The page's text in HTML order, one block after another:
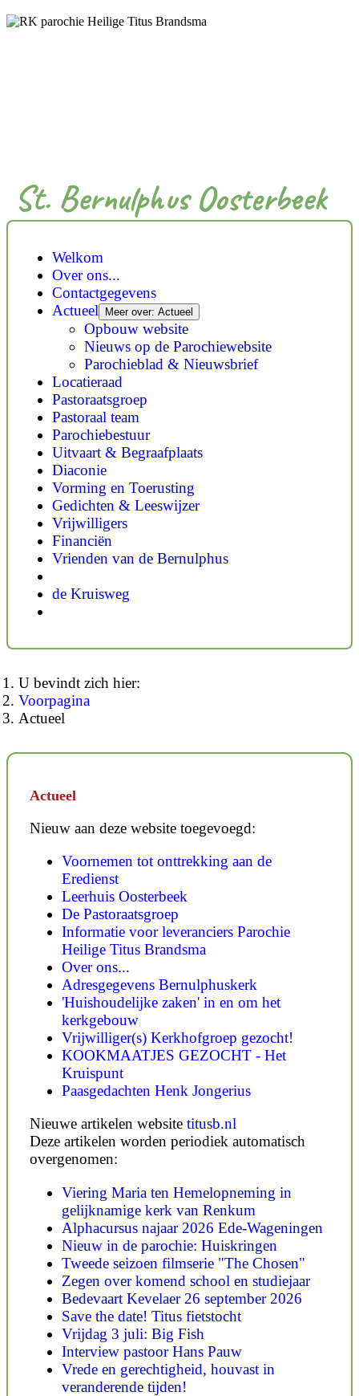
St. Bernulphus Oosterbeek
Welkom
Over ons...
Contactgegevens
Actueel
Meer over: Actueel
Opbouw website
Nieuws op de Parochiewebsite
Parochieblad & Nieuwsbrief
Locatieraad
Pastoraatsgroep
Pastoraal team
Parochiebestuur
Uitvaart & Begraafplaats
Diaconie
Vorming en Toerusting
Gedichten & Leeswijzer
Vrijwilligers
Financiën
Vrienden van de Bernulphus
de Kruisweg
U bevindt zich hier:
Voorpagina
Actueel
Actueel
Nieuw aan deze website toegevoegd:
Voornemen tot onttrekking aan de
Eredienst
Leerhuis Oosterbeek
De Pastoraatsgroep
Informatie voor leveranciers Parochie
Heilige Titus Brandsma
Over ons...
Adresgegevens Bernulphuskerk
'Huishoudelijke zaken' in en om het
kerkgebouw
Vrijwilliger(s) Kerkhofgroep gezocht!
KOOKMAATJES GEZOCHT - Het
Kruispunt
Paasgedachten Henk Jongerius
Nieuwe artikelen website titusb.nl
Deze artikelen worden periodiek automatisch
overgenomen:
Viering Maria ten Hemelopneming in
gelijknamige kerk van Renkum
Alphacursus najaar 2026 Ede-Wageningen
Nieuw in de parochie: Huiskringen
Tweede seizoen filmserie "The Chosen"
Zegen over komend school en studiejaar
Bedevaart Kevelaer 26 september 2026
Save the date! Titus fietstocht
Vrijdag 3 juli: Big Fish
Interview pastoor Hans Pauw
Vrede en gerechtigheid, houvast in
veranderende tijden!